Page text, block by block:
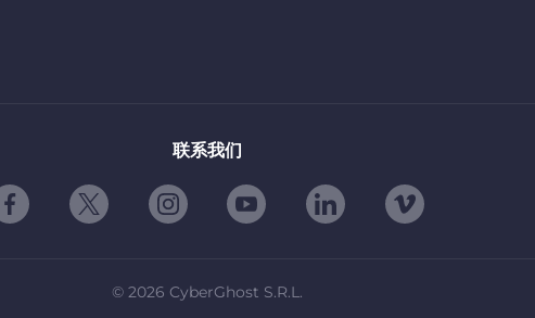
联系我们
© 2026 CyberGhost S.R.L.